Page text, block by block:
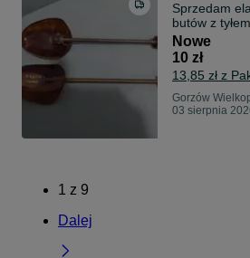
Sprzedam
butów z
Nowe
10 zł
13,85 zł z
Gorzów
03 sierpnia
1 z 9
Dalej